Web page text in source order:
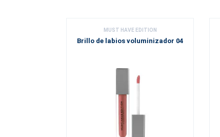
MUST HAVE EDITION
Brillo de labios voluminizador 04